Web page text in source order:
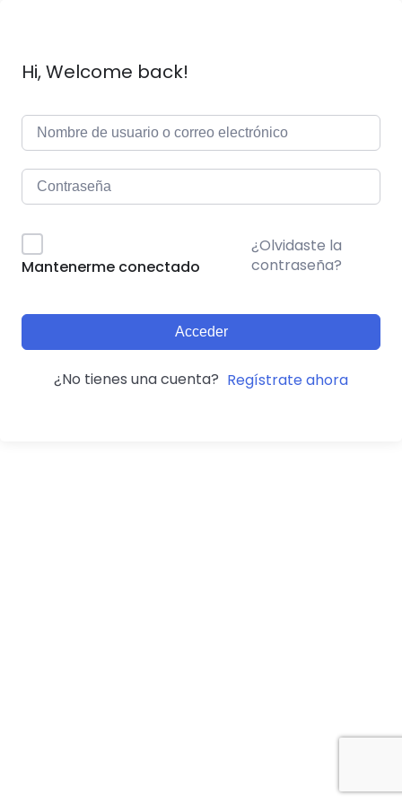
Hi, Welcome back!
Mantenerme conectado
¿Olvidaste la
contraseña?
Acceder
¿No tienes una cuenta? Regístrate ahora